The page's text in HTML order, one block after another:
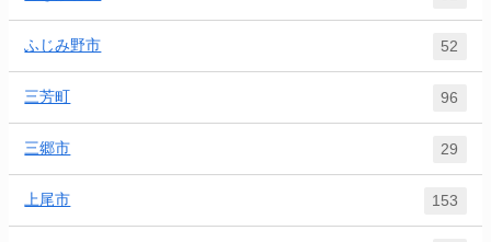
ふじみ野市 52
三芳町 96
三郷市 29
上尾市 153